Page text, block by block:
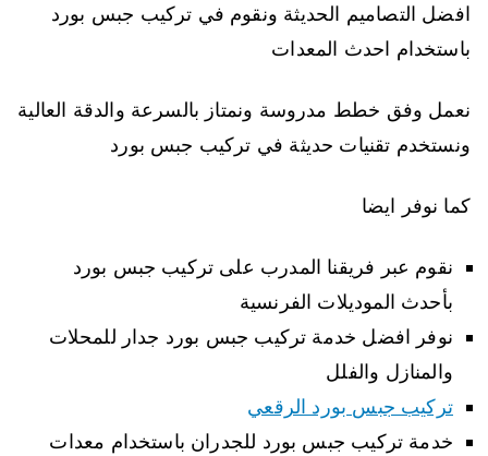
افضل التصاميم الحديثة ونقوم في تركيب جبس بورد
باستخدام احدث المعدات
نعمل وفق خطط مدروسة ونمتاز بالسرعة والدقة العالية
ونستخدم تقنيات حديثة في تركيب جبس بورد
كما نوفر ايضا
نقوم عبر فريقنا المدرب على تركيب جبس بورد
بأحدث الموديلات الفرنسية
نوفر افضل خدمة تركيب جبس بورد جدار للمحلات
والمنازل والفلل
تركيب جبس بورد الرقعي
خدمة تركيب جبس بورد للجدران باستخدام معدات